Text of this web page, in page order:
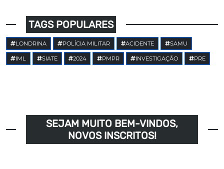
TAGS POPULARES
LONDRINA POLÍCIA MILITAR ACIDENTE SAMU
IML SIATE 2024 PMPR INVESTIGAÇÃO PRE
SEJAM MUITO BEM-VINDOS,
NOVOS INSCRITOS!